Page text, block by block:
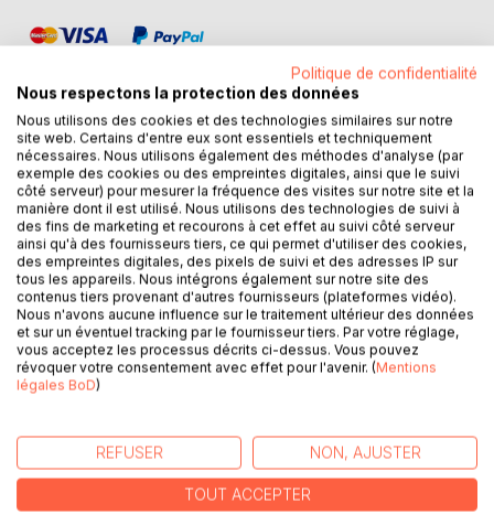
DESCRIPTION
L'humanité toute entière est en train de traverser une crise
sans précédent. Nous voici devant un choix important à
faire: continuer comme avant, basculer entre
confinements, fermetures et pénalisations et risquer une
dictature de la santé - ou devenir l'unique responsable de
notre vie. Redécouvrir le potentiel qui est en nous ou
devenir un esclave de la technologie et de l'intelligence
artificielle? Surveillance ou liberté? Peur ou confiance?
humanité. A nous de décider ce que nous voulons
vraiment.
Politique de confidentialité
Nous respectons la protection des données
Nous utilisons des cookies et des technologies similaires sur notre
site web. Certains d'entre eux sont essentiels et techniquement
nécessaires. Nous utilisons également des méthodes d'analyse (par
exemple des cookies ou des empreintes digitales, ainsi que le suivi
côté serveur) pour mesurer la fréquence des visites sur notre site et la
manière dont il est utilisé. Nous utilisons des technologies de suivi à
des fins de marketing et recourons à cet effet au suivi côté serveur
ainsi qu'à des fournisseurs tiers, ce qui permet d'utiliser des cookies,
des empreintes digitales, des pixels de suivi et des adresses IP sur
tous les appareils. Nous intégrons également sur notre site des
contenus tiers provenant d'autres fournisseurs (plateformes vidéo).
Nous n'avons aucune influence sur le traitement ultérieur des données
et sur un éventuel tracking par le fournisseur tiers. Par votre réglage,
vous acceptez les processus décrits ci-dessus. Vous pouvez
révoquer votre consentement avec effet pour l'avenir. (Mentions
légales BoD)
REFUSER NON, AJUSTER
TOUT ACCEPTER